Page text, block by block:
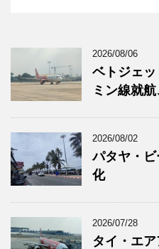
2026/08/06
ベトジェ
ミン線就
2026/08/02
パタヤ・
化
2026/07/28
タイ・エ